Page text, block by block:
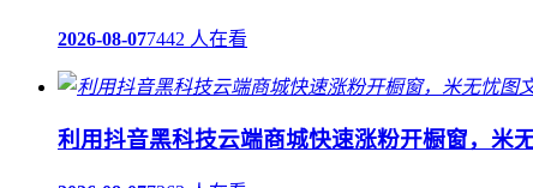
2026-08-077442 人在看
利用抖音黑科技云端商城快速涨粉开橱窗，米